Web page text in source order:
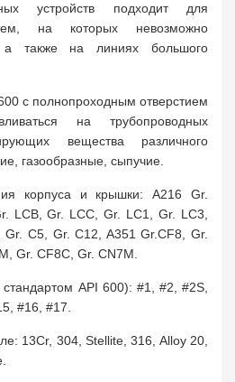
устройств подходит для
на которых невозможно
а также на линиях большого
с полнопроходным отверстием
на трубопроводных
вещества различного
газообразные, сыпучие.
корпуса и крышки: A216 Gr.
LCB, Gr. LCC, Gr. LC1, Gr. LC3,
C5, Gr. C12, A351 Gr.CF8, Gr.
Gr. CF8C, Gr. CN7M.
стандартом API 600): #1, #2, #2S,
#16, #17.
13Cr, 304, Stellite, 316, Alloy 20,